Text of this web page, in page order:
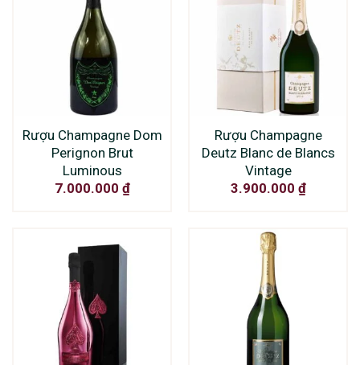
Rượu Champagne Dom
Perignon Brut
Luminous
7.000.000 ₫
Rượu Champagne
Deutz Blanc de Blancs
Vintage
3.900.000 ₫